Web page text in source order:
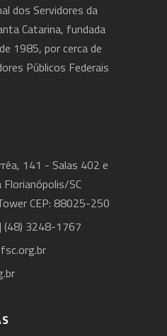
dos Servidores da
Catarina, fundada
1985, por cerca de
Públicos Federais
141 - Salas 402 e
SC
CEP: 88025-250
3248-1767